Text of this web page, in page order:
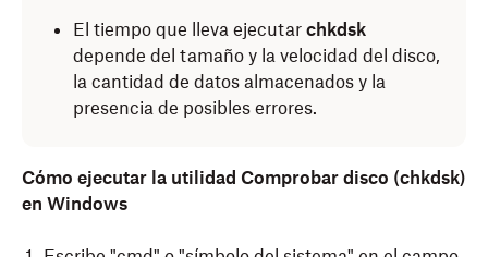
El tiempo que lleva ejecutar chkdsk
depende del tamaño y la velocidad del disco,
la cantidad de datos almacenados y la
presencia de posibles errores.
Cómo ejecutar la utilidad Comprobar disco (chkdsk)
en Windows